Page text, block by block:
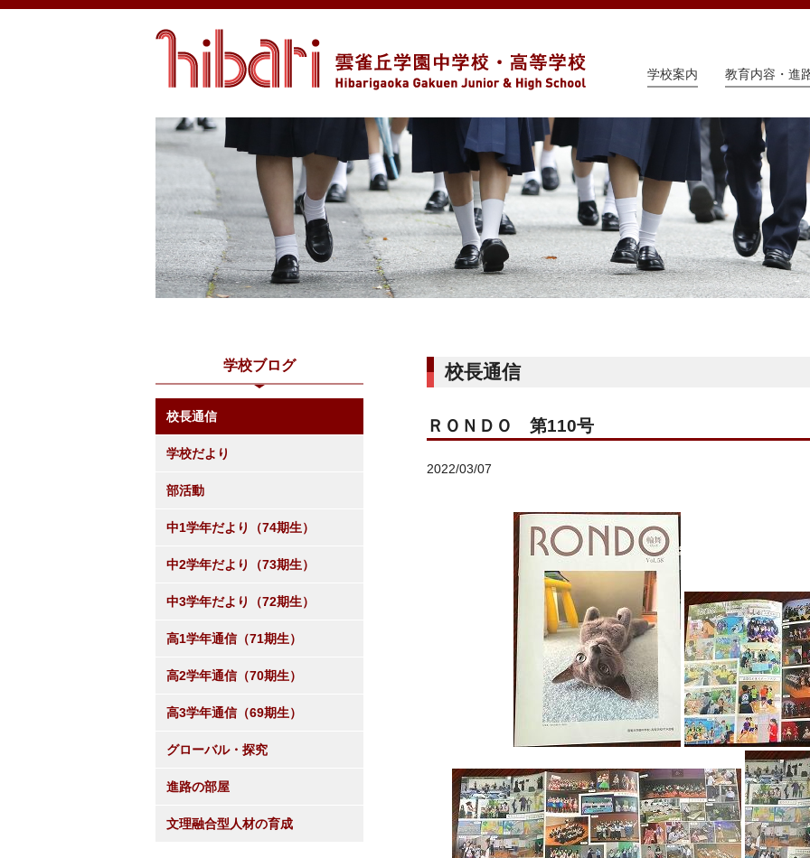
学校案内 教育内容・進
校長通信
ＲＯＮＤＯ 第110号
2022/03/07
学校ブログ
校長通信
学校だより
部活動
中1学年だより（74期生）
中2学年だより（73期生）
中3学年だより（72期生）
高1学年通信（71期生）
高2学年通信（70期生）
高3学年通信（69期生）
グローバル・探究
進路の部屋
文理融合型人材の育成